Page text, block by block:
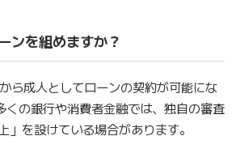
ンを組めますか？
ら成人としてローンの契約が可能にな
くの銀行や消費者金融では、独自の審査
を設けている場合があります。